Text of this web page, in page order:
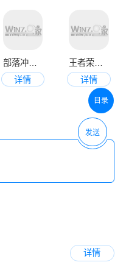
部落冲突腾讯版
详情
详情
发送
详情
目录